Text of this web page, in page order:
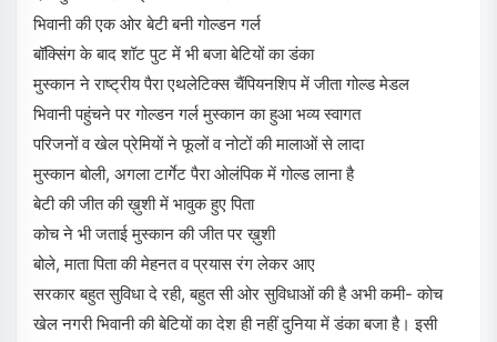
भिवानी की एक ओर बेटी बनी गोल्डन गर्ल
बॉक्सिंग के बाद शॉट पुट में भी बजा बेटियों का डंका
मुस्कान ने राष्ट्रीय पैरा एथलेटिक्स चैंपियनशिप में जीता गोल्ड मेडल
भिवानी पहुंचने पर गोल्डन गर्ल मुस्कान का हुआ भव्य स्वागत
परिजनों व खेल प्रेमियों ने फूलों व नोटों की मालाओं से लादा
मुस्कान बोली, अगला टार्गेट पैरा ओलंपिक में गोल्ड लाना है
बेटी की जीत की ख़ुशी में भावुक हुए पिता
कोच ने भी जताई मुस्कान की जीत पर ख़ुशी
बोले, माता पिता की मेहनत व प्रयास रंग लेकर आए
सरकार बहुत सुविधा दे रही, बहुत सी ओर सुविधाओं की है अभी कमी- कोच
खेल नगरी भिवानी की बेटियों का देश ही नहीं दुनिया में डंका बजा है। इसी